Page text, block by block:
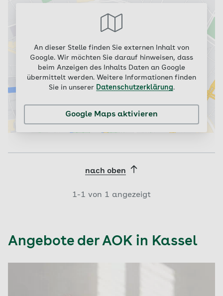
An dieser Stelle finden Sie externen Inhalt von
Google. Wir möchten Sie darauf hinweisen, dass
beim Anzeigen des Inhalts Daten an Google
übermittelt werden. Weitere Informationen finden
Sie in unserer Datenschutzerklärung.
Google Maps aktivieren
nach oben
1-1 von 1 angezeigt
Angebote der AOK in Kassel